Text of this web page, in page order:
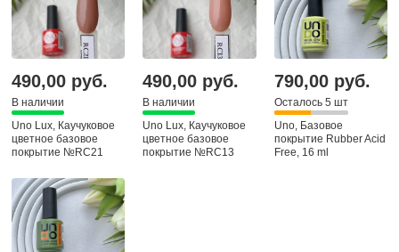
490,00 руб.
В наличии
Uno Lux, Каучуковое
цветное базовое
покрытие №RC21
490,00 руб.
В наличии
Uno Lux, Каучуковое
цветное базовое
покрытие №RC13
790,00 руб.
Осталось 5 шт
Uno, Базовое
покрытие Rubber Acid
Free, 16 ml